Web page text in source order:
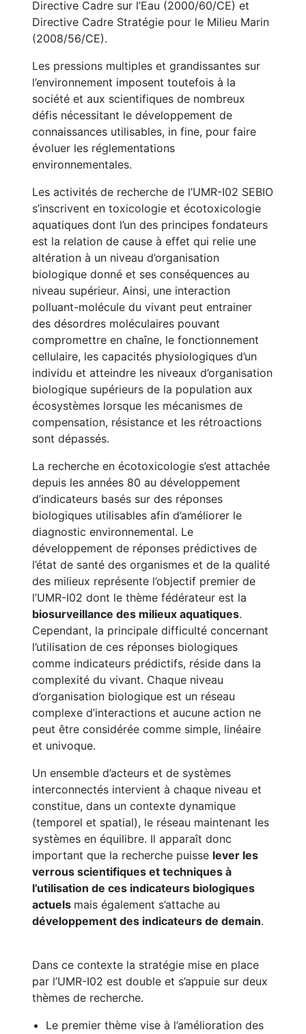
Directive Cadre sur l’Eau (2000/60/CE) et
Directive Cadre Stratégie pour le Milieu Marin
(2008/56/CE).
Les pressions multiples et grandissantes sur
l’environnement imposent toutefois à la
société et aux scientifiques de nombreux
défis nécessitant le développement de
connaissances utilisables, in fine, pour faire
évoluer les réglementations
environnementales.
Les activités de recherche de l’UMR-I02 SEBIO
s’inscrivent en toxicologie et écotoxicologie
aquatiques dont l’un des principes fondateurs
est la relation de cause à effet qui relie une
altération à un niveau d’organisation
biologique donné et ses conséquences au
niveau supérieur. Ainsi, une interaction
polluant-molécule du vivant peut entrainer
des désordres moléculaires pouvant
compromettre en chaîne, le fonctionnement
cellulaire, les capacités physiologiques d’un
individu et atteindre les niveaux d’organisation
biologique supérieurs de la population aux
écosystèmes lorsque les mécanismes de
compensation, résistance et les rétroactions
sont dépassés.
La recherche en écotoxicologie s’est attachée
depuis les années 80 au développement
d’indicateurs basés sur des réponses
biologiques utilisables afin d’améliorer le
diagnostic environnemental. Le
développement de réponses prédictives de
l’état de santé des organismes et de la qualité
des milieux représente l’objectif premier de
l’UMR-I02 dont le thème fédérateur est la
biosurveillance des milieux aquatiques.
Cependant, la principale difficulté concernant
l’utilisation de ces réponses biologiques
comme indicateurs prédictifs, réside dans la
complexité du vivant. Chaque niveau
d’organisation biologique est un réseau
complexe d’interactions et aucune action ne
peut être considérée comme simple, linéaire
et univoque.
Un ensemble d’acteurs et de systèmes
interconnectés intervient à chaque niveau et
constitue, dans un contexte dynamique
(temporel et spatial), le réseau maintenant les
systèmes en équilibre. Il apparaît donc
important que la recherche puisse lever les
verrous scientifiques et techniques à
l’utilisation de ces indicateurs biologiques
actuels mais également s’attache au
développement des indicateurs de demain.
Dans ce contexte la stratégie mise en place
par l’UMR-I02 est double et s’appuie sur deux
thèmes de recherche.
Le premier thème vise à l’amélioration des